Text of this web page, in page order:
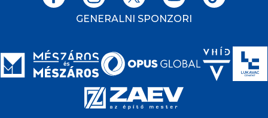
GENERALNI SPONZORI